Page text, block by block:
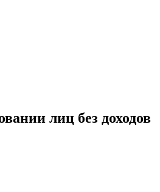
лиц без доходов